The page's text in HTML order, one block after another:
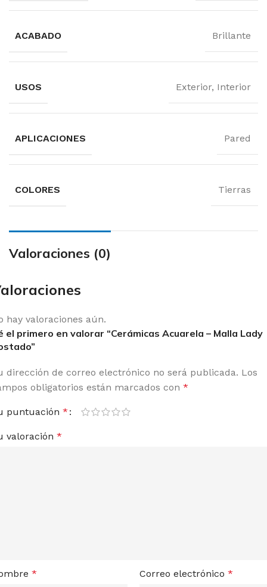
ACABADO Brillante
USOS Exterior, Interior
APLICACIONES Pared
COLORES Tierras
Valoraciones (0)
hay valoraciones aún.
el primero en valorar “Cerámicas Acuarela – Malla Lady
dirección de correo electrónico no será publicada. Los
obligatorios están marcados con *
puntuación *
valoración *
* Correo electrónico *